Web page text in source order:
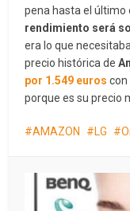
pena hasta el último
rendimiento será
era lo que
precio histórica de
por 1.549 euros con
porque es su precio
AMAZON LG